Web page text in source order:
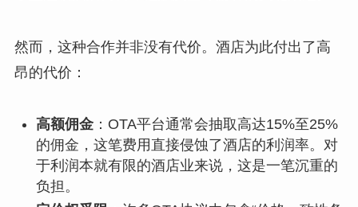
然而，这种合作并非没有代价。酒店为此付出了高
昂的代价：
高额佣金：OTA平台通常会抽取高达15%至25%
的佣金，这笔费用直接侵蚀了酒店的利润率。对
于利润本就有限的酒店业来说，这是一笔沉重的
负担。